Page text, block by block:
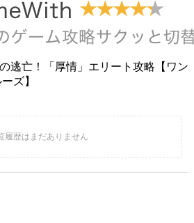
逃亡！「厚情」エリート攻略【ワン
ズ】